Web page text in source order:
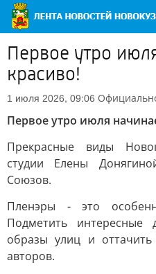
Первое утро
красиво!
1 июля 2026, 09:06
Первое утро июля
Прекрасные виды
студии Елены
Союзов.
Пленэры - это
Подметить интересные
образы улиц и
авторов.